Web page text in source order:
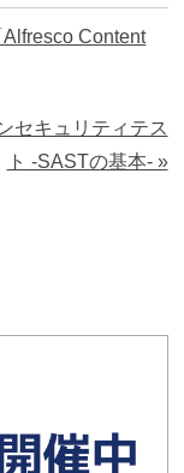
Content
セキュリティテス
ト -SASTの基本- »